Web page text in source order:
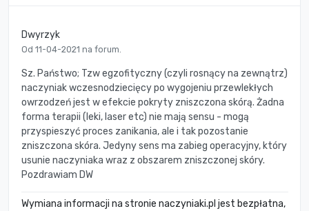
Dwyrzyk
Od 11-04-2021 na forum.
Sz. Państwo; Tzw egzofityczny (czyli rosnący na zewnątrz)
naczyniak wczesnodziecięcy po wygojeniu przewlekłych
owrzodzeń jest w efekcie pokryty zniszczona skórą. Żadna
forma terapii (leki, laser etc) nie mają sensu - mogą
przyspieszyć proces zanikania, ale i tak pozostanie
zniszczona skóra. Jedyny sens ma zabieg operacyjny, który
usunie naczyniaka wraz z obszarem zniszczonej skóry.
Pozdrawiam DW
Wymiana informacji na stronie naczyniaki.pl jest bezpłatna,